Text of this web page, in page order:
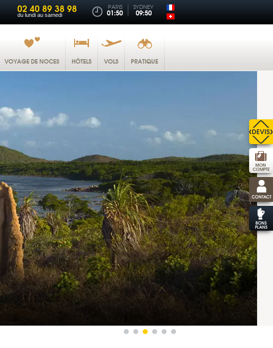
02 40 89 38 98
du lundi au samedi
PARIS
01:50
SYDNEY
09:50
VOYAGE DE NOCES HÔTELS VOLS PRATIQUE